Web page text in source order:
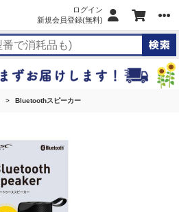
ログイン
新規会員登録(無料)
Bluetoothスピーカー